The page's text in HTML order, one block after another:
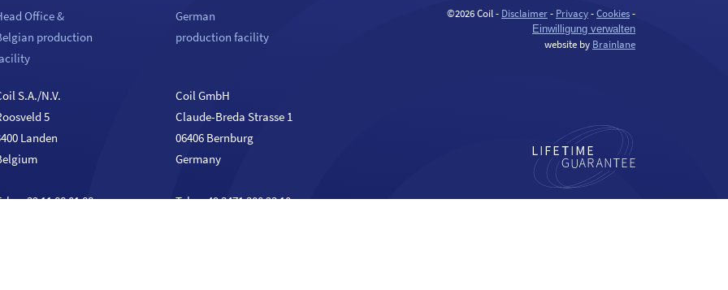
Office &
production
S.A./N.V.
5
Landen
:+32 11 88 01 88
German
production facility
Coil GmbH
Claude-Breda Strasse 1
06406 Bernburg
Germany
Tel. :+49 3471 300 23 10
©2026 Coil - Disclaimer- Privacy-Cookies-
Einwilligung verwalten
website by Brainlane